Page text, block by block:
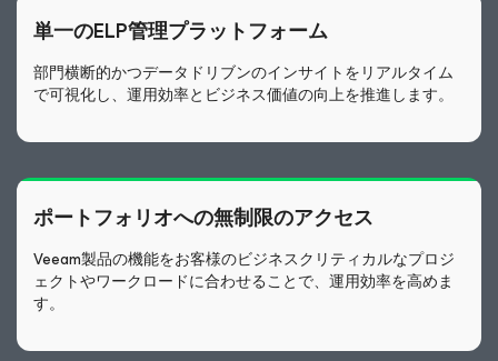
単一のELP管理プラットフォーム
部門横断的かつデータドリブンのインサイトをリアルタイム
で可視化し、運用効率とビジネス価値の向上を推進します。
ポートフォリオへの無制限のアクセス
Veeam製品の機能をお客様のビジネスクリティカルなプロジ
ェクトやワークロードに合わせることで、運用効率を高めま
す。